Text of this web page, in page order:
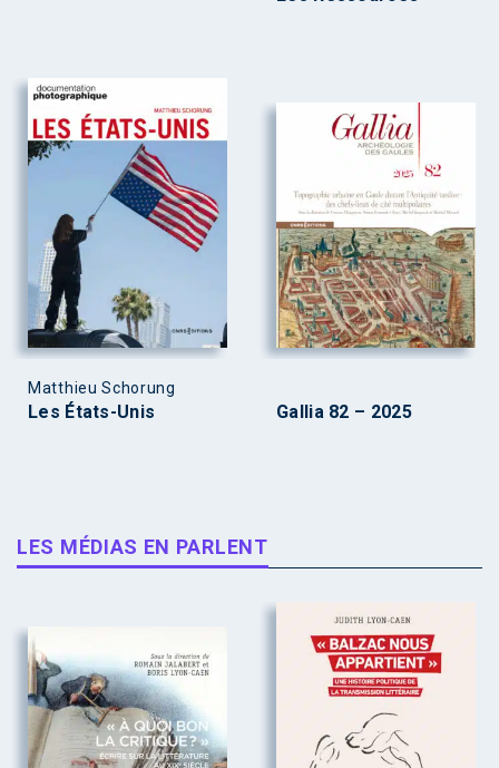
Matthieu Schorung
Les États-Unis Gallia 82 – 2025
LES MÉDIAS EN PARLENT